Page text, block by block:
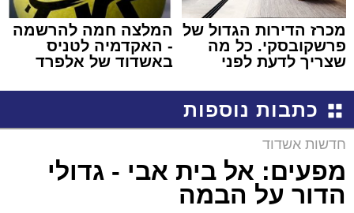
מכרז הדירות הגדול של
פרשקובסקי. כל מה
שצריך לדעת לפני
באשדוד
המלצה חמה להרשמה
- האקדמיה לטניס
באשדוד של אלפרד
כתבות נוספות
חדשות אשדוד
מפעים: אל בית אבי - גדולי
הדור על הבמה